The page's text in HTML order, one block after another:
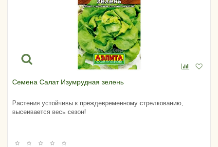
Семена Салат Изумрудная зелень
Растения устойчивы к преждевременному стрелкованию,
высеивается весь сезон!